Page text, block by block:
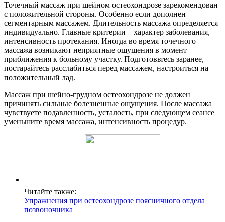
Точечный массаж при шейном остеохондрозе зарекомендован
с положительной стороны. Особенно если дополнен
сегментарным массажем. Длительность массажа определяется
индивидуально. Главные критерии – характер заболевания,
интенсивность протекания. Иногда во время точечного
массажа возникают неприятные ощущения в момент
приближения к больному участку. Подготовьтесь заранее,
постарайтесь расслабиться перед массажем, настроиться на
положительный лад.
Массаж при шейно-грудном остеохондрозе не должен
причинять сильные болезненные ощущения. После массажа
чувствуете подавленность, усталость, при следующем сеансе
уменьшите время массажа, интенсивность процедур.
Читайте также:
Упражнения при остеохондрозе поясничного отдела
позвоночника